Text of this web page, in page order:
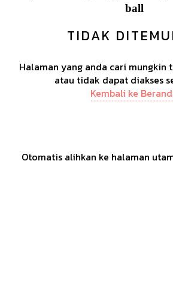
ball
TIDAK
Halaman yang anda cari mungkin
atau tidak dapat diakses
Kembali ke
Otomatis alihkan ke halaman